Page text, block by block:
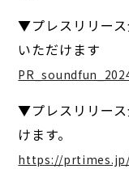
▼プレスリリース
いただけます
▼プレスリリー
けます。
https://